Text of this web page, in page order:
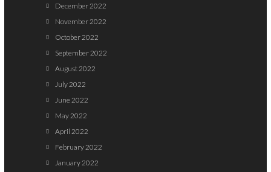
December 2022
November 2022
October 2022
September 2022
August 2022
July 2022
June 2022
May 2022
April 2022
February 2022
January 2022